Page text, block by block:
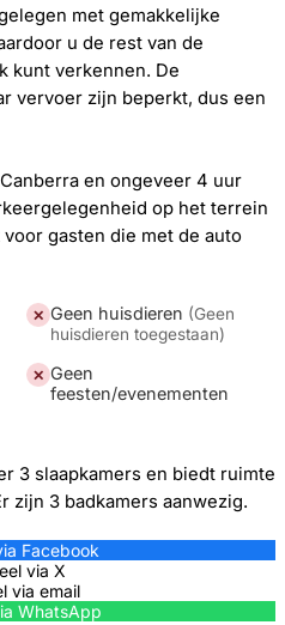
met gemakkelijke
u de rest van de
kunt verkennen. De
vervoer zijn beperkt, dus een
en ongeveer 4 uur
op het terrein
gasten die met de auto
✕ Geen huisdieren (Geen
huisdieren toegestaan)
✕ Geen
feesten/evenementen
3 slaapkamers en biedt ruimte
zijn 3 badkamers aanwezig.
Facebook
via X
via email
WhatsApp